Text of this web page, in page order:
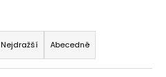
Nejdražší Abecedně